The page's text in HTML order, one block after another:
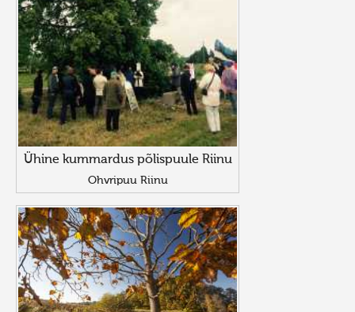
Ühine kummardus põlispuule Riinu
Ohvripuu Riinu